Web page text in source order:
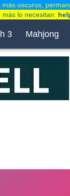
3 Mahjong
más oscuros,
lo necesitan: